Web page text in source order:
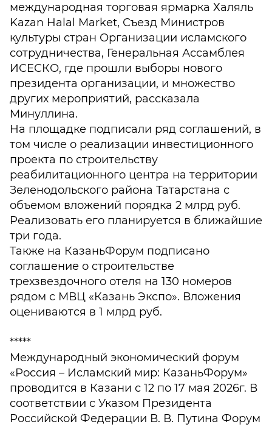
международная торговая ярмарка Халяль
Kazan Halal Market, Съезд Министров
культуры стран Организации исламского
сотрудничества, Генеральная Ассамблея
ИСЕСКО, где прошли выборы нового
президента организации, и множество
других мероприятий, рассказала
Минуллина.
На площадке подписали ряд соглашений, в
том числе о реализации инвестиционного
проекта по строительству
реабилитационного центра на территории
Зеленодольского района Татарстана с
объемом вложений порядка 2 млрд руб.
Реализовать его планируется в ближайшие
три года.
Также на КазаньФорум подписано
соглашение о строительстве
трехзвездочного отеля на 130 номеров
рядом с МВЦ «Казань Экспо». Вложения
оцениваются в 1 млрд руб.
*****
Международный экономический форум
«Россия – Исламский мир: КазаньФорум»
проводится в Казани с 12 по 17 мая 2026г. В
соответствии с Указом Президента
Российской Федерации В. В. Путина Форум